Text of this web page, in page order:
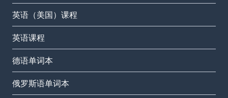
英语（美国）课程
英语课程
德语单词本
俄罗斯语单词本